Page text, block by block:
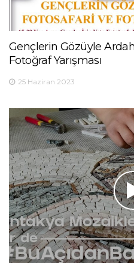
Gençlerin Gözüyle
Fotoğraf Yarışması
25 Haziran 2023